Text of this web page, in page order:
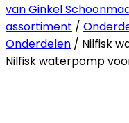
van Ginkel
assortiment /
Onderdelen / Nilfisk
Nilfisk waterpomp